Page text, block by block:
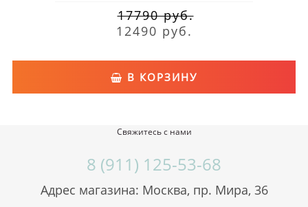
17790 руб.
12490 руб.
В КОРЗИНУ
Свяжитесь с нами
8 (911) 125-53-68
Адрес магазина: Москва, пр. Мира, 36